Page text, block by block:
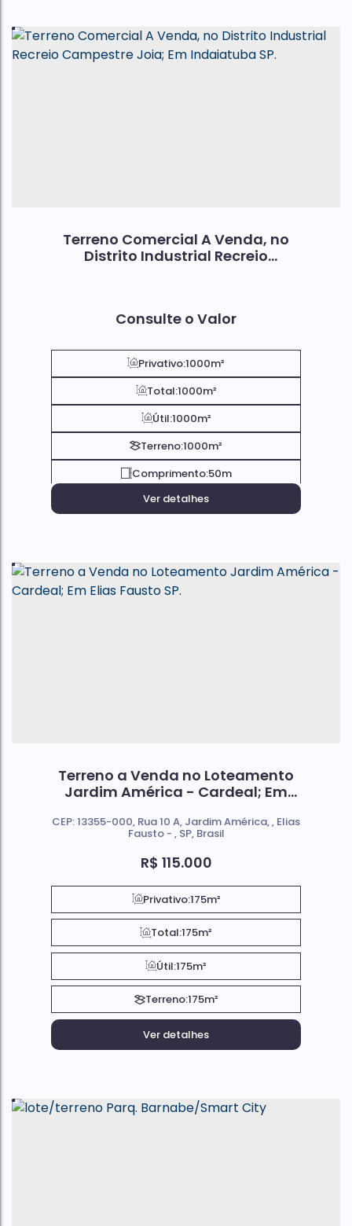
Terreno Comercial A Venda, no
Distrito Industrial Recreio
Consulte o Valor
Privativo:1000m²
Total:1000m²
Útil:1000m²
Terreno:1000m²
Comprimento:50m
Ver detalhes
Terreno a Venda no Loteamento
Jardim América - Cardeal; Em
R$ 115.000
CEP: 13355-000, Rua 10 A, Jardim América , Elias
Fausto , SP, Brasil
Privativo:175m²
Total:175m²
Útil:175m²
Terreno:175m²
Ver detalhes